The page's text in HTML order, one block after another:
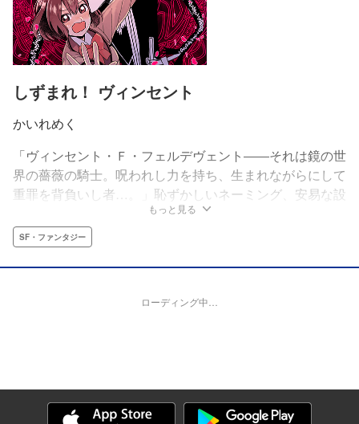
しずまれ！ ヴィンセント
かいれめく
「ヴィンセント・Ｆ・フェルデヴェント――それは鏡の世
界の薔薇の騎士。呪われし力を持ち、生まれながらにして
重罪を背負いし者…。」恥ずかしいネーミング、安易な設
定、自己投影したキャラクター…あなたも身に覚えはない
だろうか？今見ると死にたくなるほど恥ずかしいかつての
自分が生み出した”創作キャラ”に！すでに決別したはず
の”彼ら”が今、時を超えてよみがえる！”黒歴史”と過ごす
もっと見る
SF・ファンタジー
ローディング中…